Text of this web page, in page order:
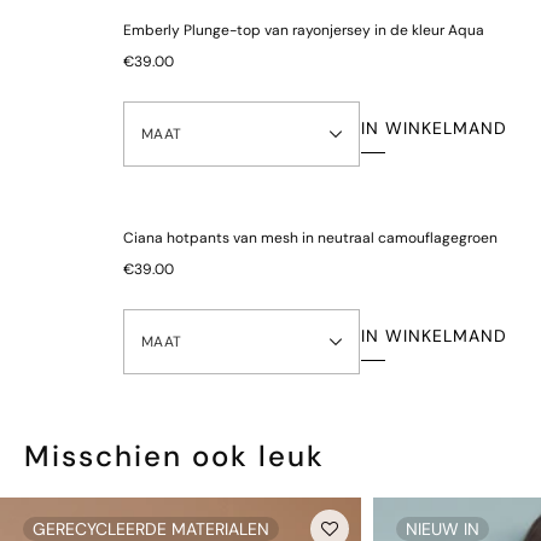
Let op: om hygiënische en gezondheidsredenen kunnen alle
Emberly Plunge-top van rayonjersey in de kleur Aqua
€39.00
MAAT IN WINKELMAND
Ciana hotpants van mesh in neutraal camouflagegroen
€39.00
MAAT IN WINKELMAND
Misschien ook leuk
GERECYCLEERDE MATERIALEN NIEUW IN